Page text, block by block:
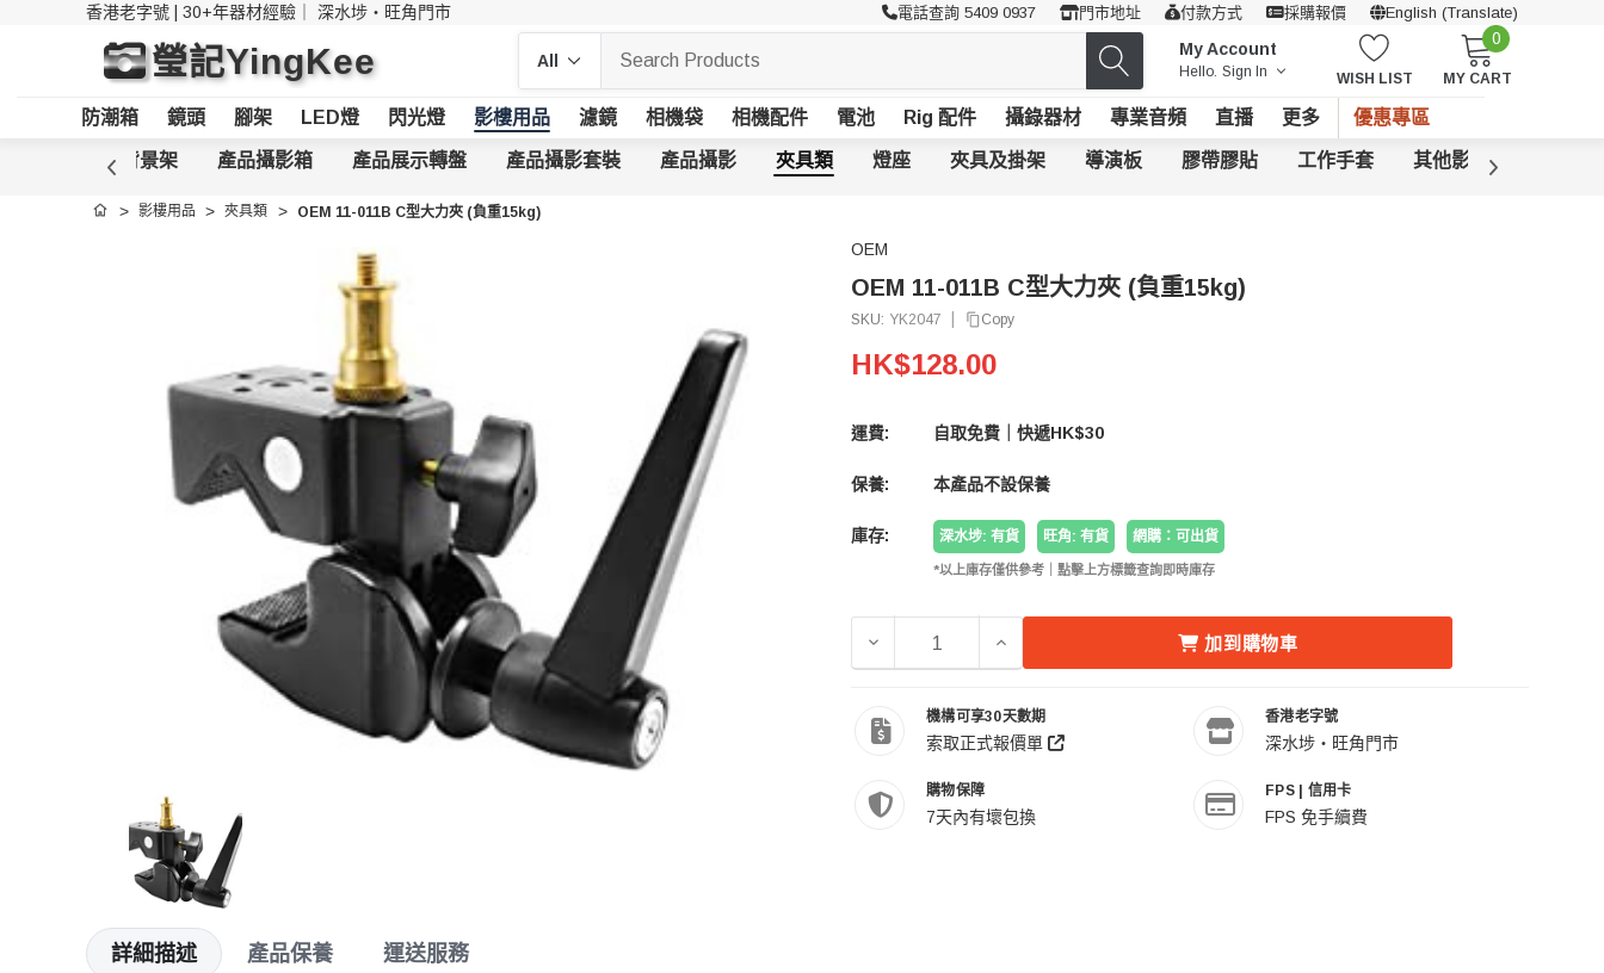
香港老字號 | 30+年器材經驗｜ 深水埗・旺角門市 電話查詢 5409 0937 門市地址 付款方式 採購報價 English (Translate)
瑩記YingKee My Account
Hello. Sign In WISH LIST
0
MY CART
防潮箱 鏡頭 腳架 LED燈 閃光燈 影樓用品 濾鏡 相機袋 相機配件 電池 Rig 配件 攝錄器材 專業音頻 直播 更多 優惠專區
攝影背景架 產品攝影箱 產品展示轉盤 產品攝影套裝 產品攝影 夾具類 燈座 夾具及掛架 導演板 膠帶膠貼 工作手套 其他影樓用品
首頁 影樓用品 夾具類 OEM 11-011B C型大力夾 (負重15kg)
OEM
OEM 11-011B C型大力夾 (負重15kg)
SKU: YK2047 Copy
HK$128.00
運費: 自取免費｜快遞HK$30
保養: 本產品不設保養
庫存: 深水埗: 有貨 旺角: 有貨 網購：可出貨
*以上庫存僅供參考｜點擊上方標籤查詢即時庫存
減少 OEM 11-011B C型大力夾 (負重15KG) 的數量
增加 OEM 11-011B C型大力夾 (負重15KG) 的數量
加到購物車
機構可享30天數期
索取正式報價單
香港老字號
深水埗・旺角門市
購物保障
7天內有壞包換
FPS | 信用卡
FPS 免手續費
詳細描述 產品保養 運送服務